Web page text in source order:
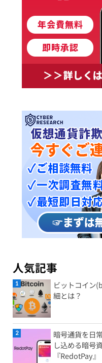
人気記事
ビットコイン
細とは？
暗号通貨を日
し込める暗号
『RedotPay』